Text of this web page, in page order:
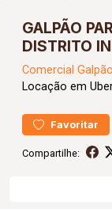
GALPÃO
DISTRITO
Comercial Galpão
Locação em
Favoritar
Compartilhe: